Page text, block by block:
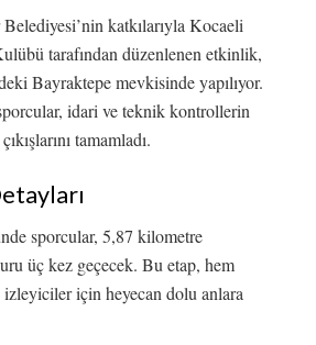
katkılarıyla Kocaeli
tarafından düzenlenen etkinlik,
Bayraktepe mevkisinde yapılıyor.
idari ve teknik kontrollerin
tamamladı.
sporcular, 5,87 kilometre
üç kez geçecek. Bu etap, hem
izleyiciler için heyecan dolu anlara